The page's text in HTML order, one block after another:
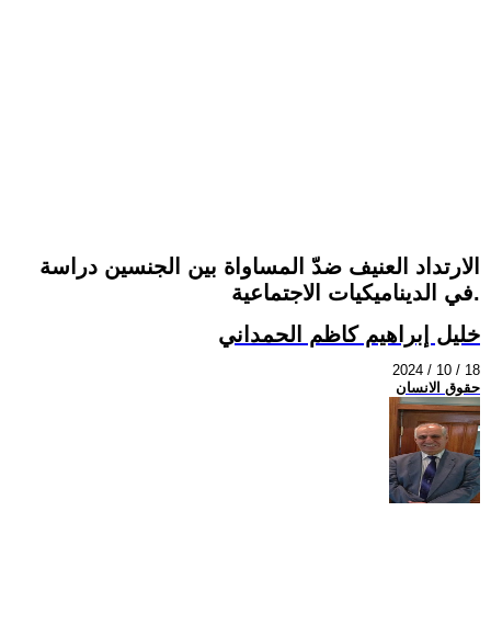
الارتداد العنيف ضدّ المساواة بين الجنسين دراسة
في الديناميكيات الاجتماعية.
خليل إبراهيم كاظم الحمداني
2024 / 10 / 18
حقوق الانسان